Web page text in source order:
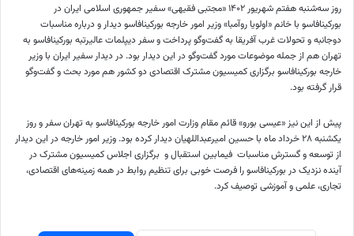
روز سه‌شنبه هفتم شهریور ۱۴۰۲ «مجتبی فقیهی» سفیر جمهوری اسلامی ایران در
بورکینافاسو با خانم «اولویا روآمبا» وزیر امور خارجه بورکینافاسو دیدار و درباره مناسبات
دوجانبه و تحولات غرب آفریقا به گفت‌وگو پرداخت و سفر دیپلمات عالیرتبه بورکینافاسو به
تهران هم از جمله موضوعات مورد گفت‌وگو در این دیدار بود. در دیدار سفیر ایران با وزیر
خارجه بورکینافاسو برگزاری کمیسیون مشترک اقتصادی دو کشور هم مورد بحث و گفت‌‌وگو
قرار گرفته بود.
پیش از این نیز «عیسی بورو» قائم مقام وزارت امور خارجه بورکینافاسو به تهران سفر و روز
یکشنبه ۲۸ خرداد ماه با حسین امیرعبداللهیان دیدار کرده بود. وزیر امور خارجه در این دیدار
از توسعه و گسترش مناسبات فیمابین استقبال و برگزاری اجلاس کمیسیون مشترک در
آینده نزدیک در بورکینافاسو را فرصت خوبی برای تنظیم روابط در همه زمینه‌های اقتصادی،
تجاری، علمی و آموزشی توصیف کرد.